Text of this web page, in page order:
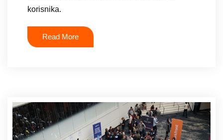
korisnika.
Read More